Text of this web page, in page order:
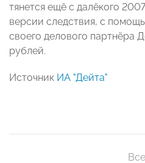
тянется ещё с далёкого
версии следствия, с
своего делового партнёра
рублей.
Источник ИА "Дейта"
Все